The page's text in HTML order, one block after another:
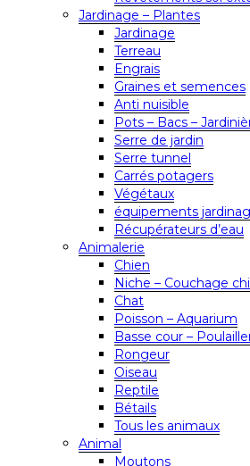
Jardinage – Plantes
Jardinage
Terreau
Engrais
Graines et semences
Anti nuisible
Pots – Bacs –
Serre de jardin
Serre tunnel
Carrés potagers
Végétaux
équipements
Récupérateurs d’eau
Animalerie
Chien
Niche – Couchage
Chat
Poisson – Aquarium
Basse cour –
Rongeur
Oiseau
Reptile
Bétails
Tous les animaux
Animal
Moutons